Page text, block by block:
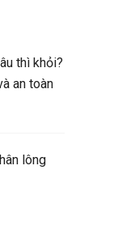
thì khỏi?
an toàn
lông